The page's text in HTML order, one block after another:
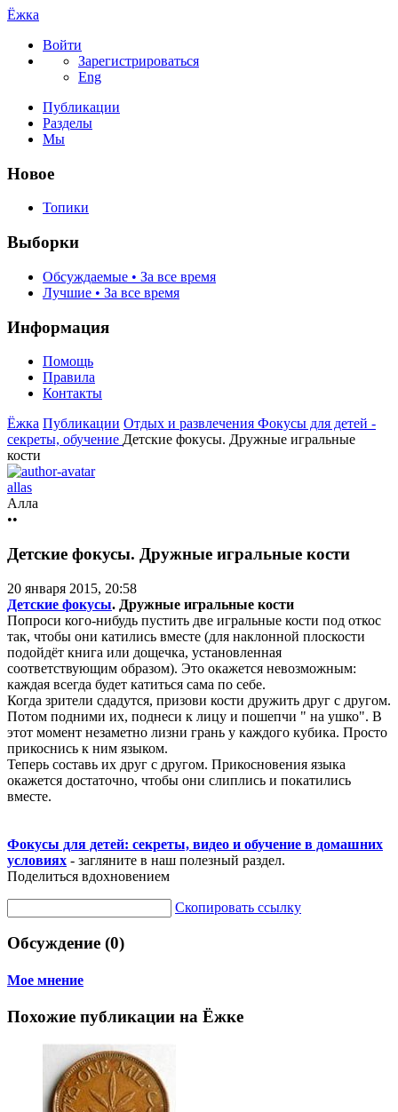
Ёжка
Войти
Зарегистрироваться
Eng
Публикации
Разделы
Мы
Новое
Топики
Выборки
Обсуждаемые • За все время
Лучшие • За все время
Информация
Помощь
Правила
Контакты
Ёжка Публикации Отдых и развлечения Фокусы для детей -
секреты, обучение Детские фокусы. Дружные игральные
кости
allas
Алла
••
Детские фокусы. Дружные игральные кости
20 января 2015, 20:58
Детские фокусы. Дружные игральные кости
Попроси кого-нибудь пустить две игральные кости под откос
так, чтобы они катились вместе (для наклонной плоскости
подойдёт книга или дощечка, установленная
соответствующим образом). Это окажется невозможным:
каждая всегда будет катиться сама по себе.
Когда зрители сдадутся, призови кости дружить друг с другом.
Потом подними их, поднеси к лицу и пошепчи " на ушко". В
этот момент незаметно лизни грань у каждого кубика. Просто
прикоснись к ним языком.
Теперь составь их друг с другом. Прикосновения языка
окажется достаточно, чтобы они слиплись и покатились
вместе.
Фокусы для детей: секреты, видео и обучение в домашних
условиях - загляните в наш полезный раздел.
Поделиться вдохновением
Скопировать ссылку
Обсуждение (0)
Мое мнение
Похожие публикации на Ёжке